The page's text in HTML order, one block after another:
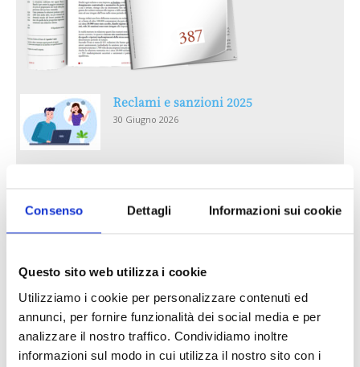
Consenso Dettagli Informazioni sui cookie
Questo sito web utilizza i cookie
Utilizziamo i cookie per personalizzare contenuti ed
annunci, per fornire funzionalità dei social media e per
analizzare il nostro traffico. Condividiamo inoltre
informazioni sul modo in cui utilizza il nostro sito con i
Reclami e sanzioni 2025
30 Giugno 2026
30 Giugno 2026
30 Giugno 2026
PREMI 2025. I TOP TEN
30 Giugno 2026